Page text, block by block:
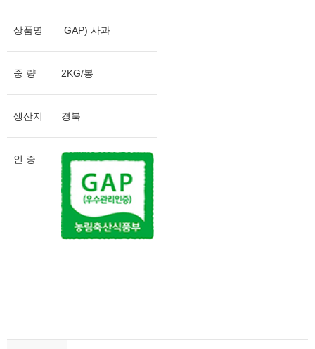
상품명 GAP) 사과
중 량 2KG/봉
생산지 경북
인 증